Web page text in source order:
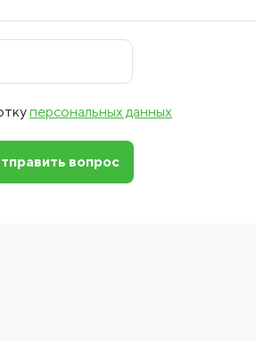
персональных данных
вопрос